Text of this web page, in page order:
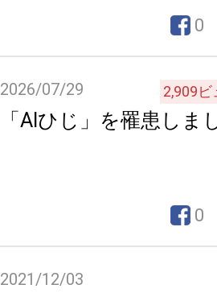
0
2026/07/29 2,909ビ
「AIひじ」を罹患しま
0
2021/12/03